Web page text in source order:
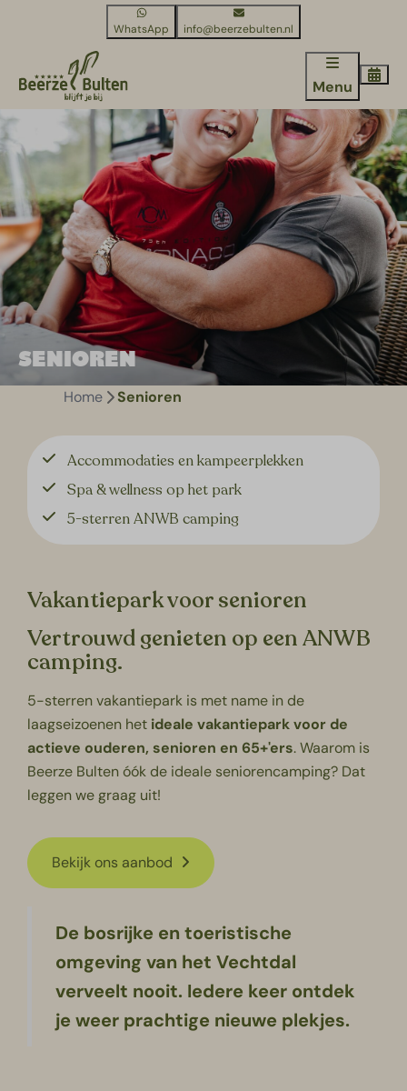
WhatsApp info@beerzebulten.nl
Menu
SENIOREN
Home Senioren
Accommodaties en kampeerplekken
Spa & wellness op het park
5-sterren ANWB camping
Vakantiepark voor senioren
Vertrouwd genieten op een ANWB
camping.
5-sterren vakantiepark is met name in de
laagseizoenen het ideale vakantiepark voor de
actieve ouderen, senioren en 65+'ers. Waarom is
Beerze Bulten óók de ideale seniorencamping? Dat
leggen we graag uit!
Bekijk ons aanbod
De bosrijke en toeristische
omgeving van het Vechtdal
verveelt nooit. Iedere keer ontdek
je weer prachtige nieuwe plekjes.